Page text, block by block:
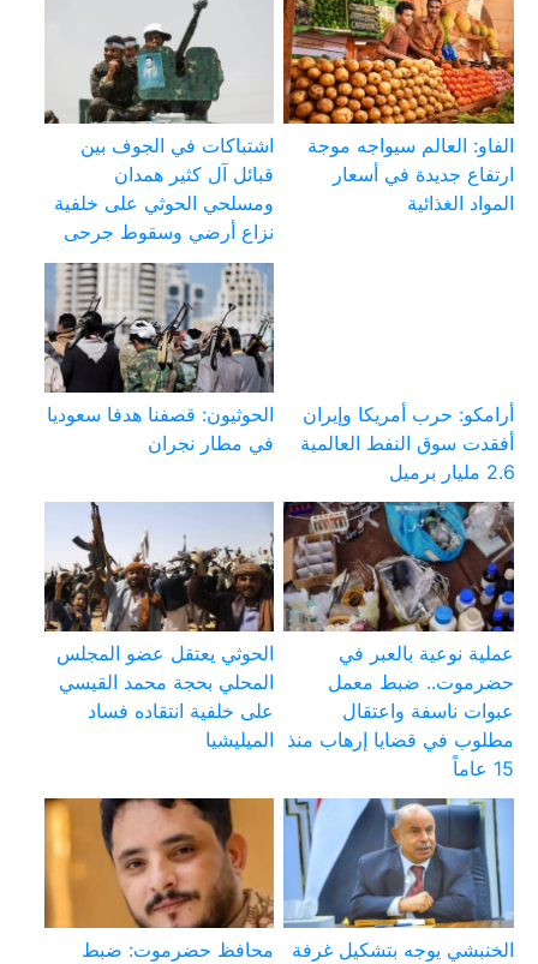
الفاو: العالم سيواجه موجة
ارتفاع جديدة في أسعار
المواد الغذائية
اشتباكات في الجوف بين
قبائل آل كثير همدان
ومسلحي الحوثي على خلفية
نزاع أرضي وسقوط جرحى
أرامكو: حرب أمريكا وإيران
أفقدت سوق النفط العالمية
2.6 مليار برميل
الحوثيون: قصفنا هدفا سعوديا
في مطار نجران
عملية نوعية بالعبر في
حضرموت.. ضبط معمل
عبوات ناسفة واعتقال
مطلوب في قضايا إرهاب منذ
15 عاماً
الحوثي يعتقل عضو المجلس
المحلي بحجة محمد القيسي
على خلفية انتقاده فساد
الميليشيا
الخنبشي يوجه بتشكيل غرفة
محافظ حضرموت: ضبط